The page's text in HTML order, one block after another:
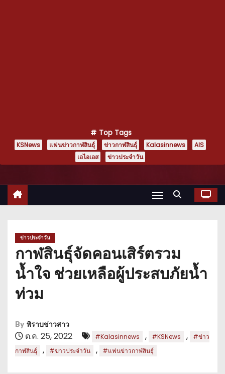
Top Tags
KSNews แฟนข่าวกาฬสินธุ์ ข่าวกาฬสินธุ์ Kalasinnews
AIS
เอไอเอส
ข่าวประจำวัน
ข่าวประจำวัน
กาฬสินธุ์จัดคอนเสิร์ตรวม
น้ำใจ ช่วยเหลือผู้ประสบภัยน้ำ
ท่วม
By พิราบข่าวสาว
ต.ค. 25, 2022 #Kalasinnews , #KSNews ,
#ข่าว
กาฬสินธุ์
, #ข่าวประจำวัน , #แฟนข่าวกาฬสินธุ์